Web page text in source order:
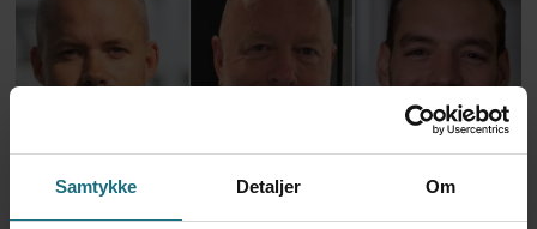
Samtykke Detaljer Om